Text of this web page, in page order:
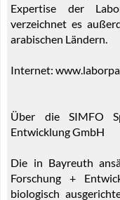
Expertise der
verzeichnet es
arabischen Ländern.
Internet:
Über die SIMFO
Entwicklung GmbH
Die in Bayreuth
Forschung +
biologisch